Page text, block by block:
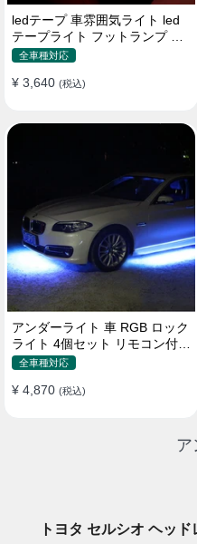
ledテープ 車雰囲気ライト led
テープライト フットランプ 車
内装飾 USB 3メートル
全車種対応
¥ 3,640 (税込)
アンダーライト 車 RGB ロック
ライト 4個セット リモコン付き
ボタンスイッチ付き 多機能 車
水 おしゃれ
全車種対応
¥ 4,870 (税込)
ア
トヨタ セルシオ ヘッ